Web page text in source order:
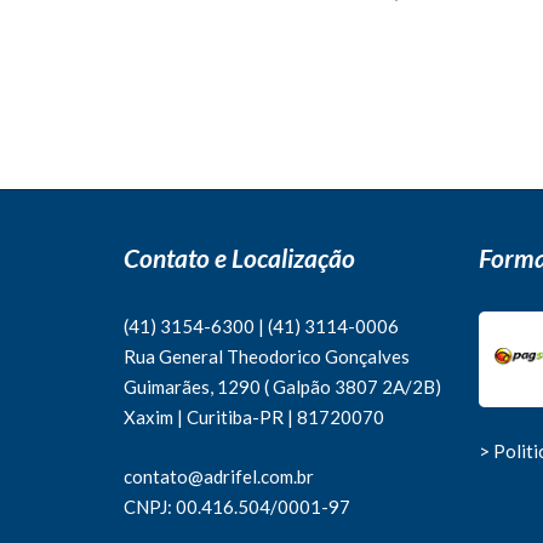
Contato e Localização
(41) 3154-6300 | (41) 3114-0006
Rua General Theodorico Gonçalves
Guimarães, 1290 ( Galpão 3807 2A/2B)
Xaxim | Curitiba-PR | 81720070
contato@adrifel.com.br
CNPJ: 00.416.504/0001-97
>